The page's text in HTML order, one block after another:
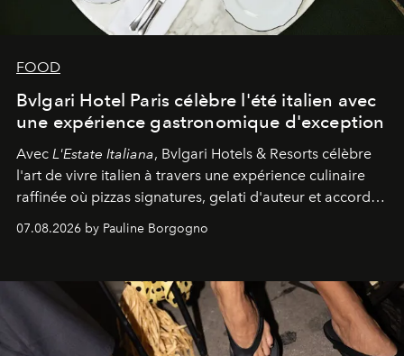
FOOD
Bvlgari Hotel Paris célèbre l'été italien avec
une expérience gastronomique d'exception
Avec L'Estate Italiana, Bvlgari Hotels & Resorts célèbre
l'art de vivre italien à travers une expérience culinaire
raffinée où pizzas signatures, gelati d'auteur et accords
d'exception composent un véritable voyage sensoriel.
07.08.2026 by Pauline Borgogno